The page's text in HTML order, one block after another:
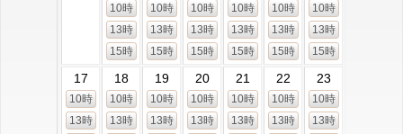
10時
13時
15時
10時
13時
15時
10時
13時
15時
10時
13時
15時
10時
13時
15時
10時
13時
15時
17
10時
13時
18
10時
13時
19
10時
13時
20
10時
13時
21
10時
13時
22
10時
13時
23
10時
13時